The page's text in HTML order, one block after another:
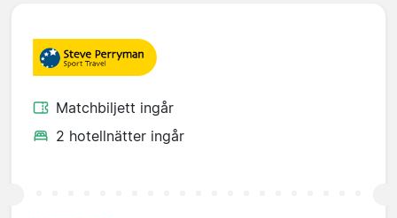
Matchbiljett ingår
2 hotellnätter ingår